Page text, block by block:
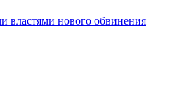
властями нового обвинения